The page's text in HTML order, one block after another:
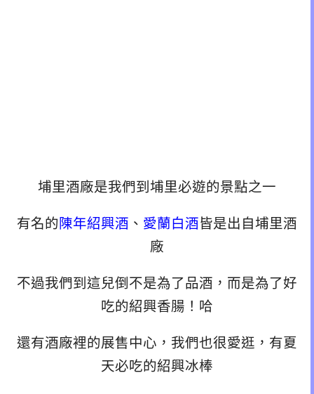
埔里酒廠是我們到埔里必遊的景點之一
有名的 陳年紹興酒 、 愛蘭白酒皆是出自埔里酒
廠
不過我們到這兒倒不是為了品酒，而是為了好
吃的紹興香腸！哈
還有酒廠裡的展售中心，我們也很愛逛，有夏
天必吃的紹興冰棒